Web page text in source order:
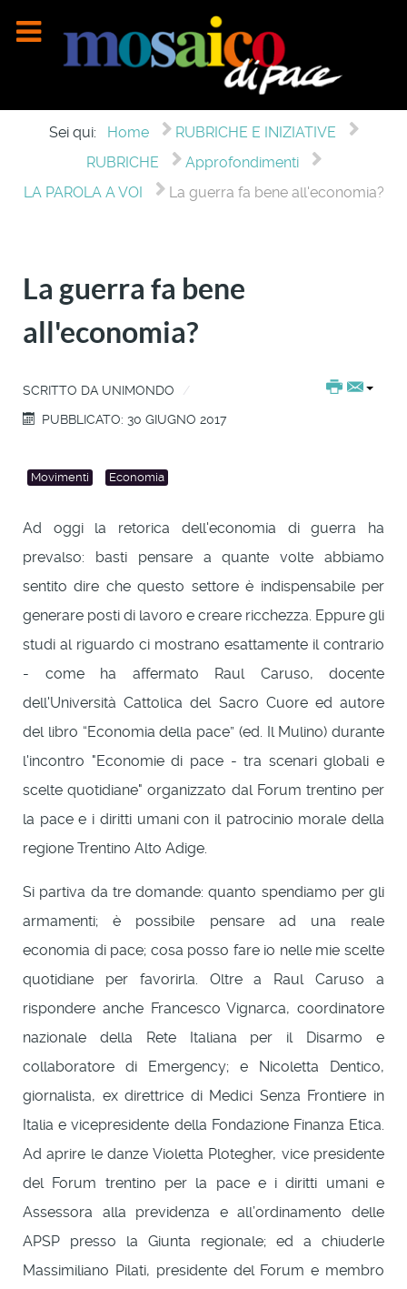
Sei qui: Home
RUBRICHE E INIZIATIVE
RUBRICHE
Approfondimenti
LA PAROLA A VOI
La guerra fa bene all'economia?
La guerra fa bene
all'economia?
SCRITTO DA UNIMONDO
PUBBLICATO: 30 GIUGNO 2017
Movimenti Economia
Ad oggi la retorica dell'economia di guerra ha
prevalso: basti pensare a quante volte abbiamo
sentito dire che questo settore è indispensabile per
generare posti di lavoro e creare ricchezza. Eppure gli
studi al riguardo ci mostrano esattamente il contrario
- come ha affermato Raul Caruso, docente
dell'Università Cattolica del Sacro Cuore ed autore
del libro “Economia della pace” (ed. Il Mulino) durante
l'incontro "Economie di pace - tra scenari globali e
scelte quotidiane" organizzato dal Forum trentino per
la pace e i diritti umani con il patrocinio morale della
regione Trentino Alto Adige.
Si partiva da tre domande: quanto spendiamo per gli
armamenti; è possibile pensare ad una reale
economia di pace; cosa posso fare io nelle mie scelte
quotidiane per favorirla. Oltre a Raul Caruso a
rispondere anche Francesco Vignarca, coordinatore
nazionale della Rete Italiana per il Disarmo e
collaboratore di Emergency; e Nicoletta Dentico,
giornalista, ex direttrice di Medici Senza Frontiere in
Italia e vicepresidente della Fondazione Finanza Etica.
Ad aprire le danze Violetta Plotegher, vice presidente
del Forum trentino per la pace e i diritti umani e
Assessora alla previdenza e all’ordinamento delle
APSP presso la Giunta regionale; ed a chiuderle
Massimiliano Pilati, presidente del Forum e membro